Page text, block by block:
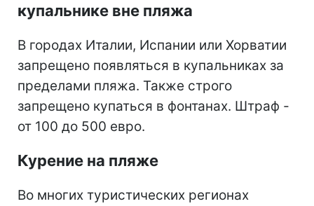
купальнике вне пляжа
В городах Италии, Испании или Хорватии
запрещено появляться в купальниках за
пределами пляжа. Также строго
запрещено купаться в фонтанах. Штраф -
от 100 до 500 евро.
Курение на пляже
Во многих туристических регионах